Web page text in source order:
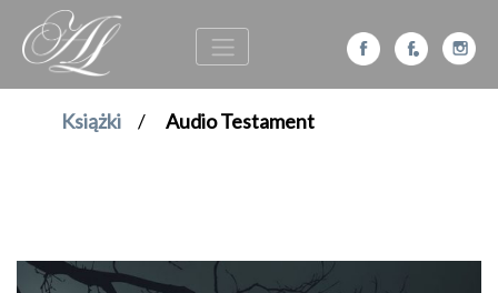
Książki / Audio Testament